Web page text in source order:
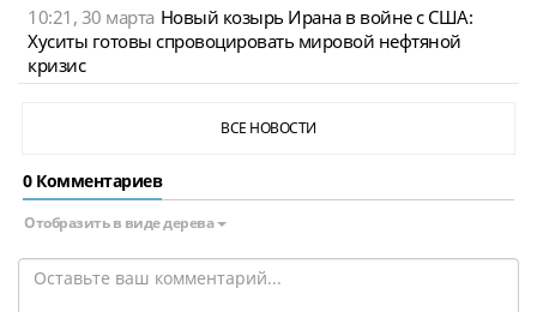
10:21, 30 марта Новый козырь Ирана в войне с США:
Хуситы готовы спровоцировать мировой нефтяной
кризис
ВСЕ НОВОСТИ
0 Комментариев
Отобразить в виде дерева